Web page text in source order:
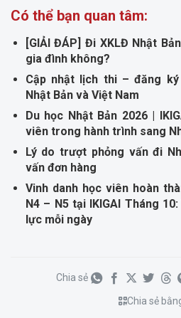
Có thể bạn quan tâm:
[GIẢI ĐÁP] Đi XKLĐ Nhật
gia đình không?
Cập nhật lịch thi – đăng
Nhật Bản và Việt Nam
Du học Nhật Bản 2026 |
viên trong hành trình sang
Lý do trượt phỏng vấn đi
vấn đơn hàng
Vinh danh học viên hoàn
N4 – N5 tại IKIGAI Tháng
lực mỗi ngày
Chia sẻ
Chia sẻ